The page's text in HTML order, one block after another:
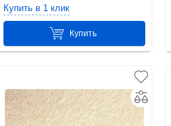
Купить в 1 клик
Купить